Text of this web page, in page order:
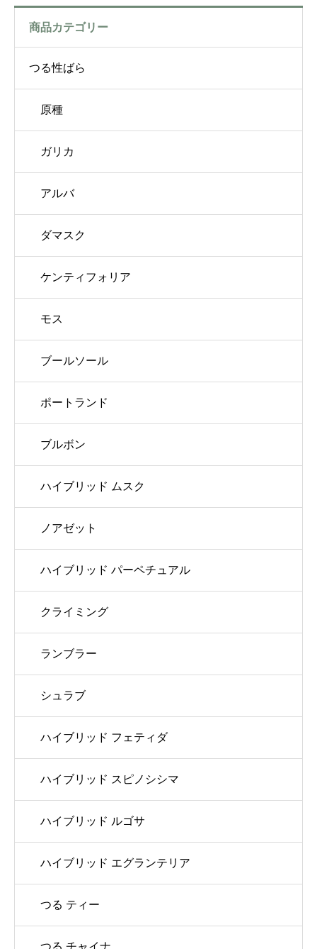
商品カテゴリー
つる性ばら
原種
ガリカ
アルバ
ダマスク
ケンティフォリア
モス
ブールソール
ポートランド
ブルボン
ハイブリッド ムスク
ノアゼット
ハイブリッド パーペチュアル
クライミング
ランブラー
シュラブ
ハイブリッド フェティダ
ハイブリッド スピノシシマ
ハイブリッド ルゴサ
ハイブリッド エグランテリア
つる ティー